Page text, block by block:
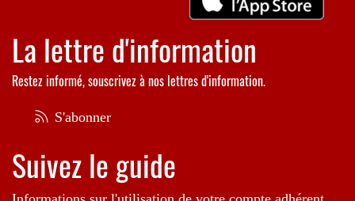
La lettre d'information
Restez informé, souscrivez à nos lettres d'information.
S'abonner
Suivez le guide